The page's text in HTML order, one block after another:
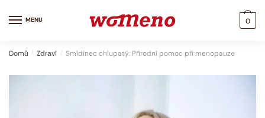
MENU 0
Domů / Zdraví / Smldinec chlupatý: Přírodní pomoc při menopauze